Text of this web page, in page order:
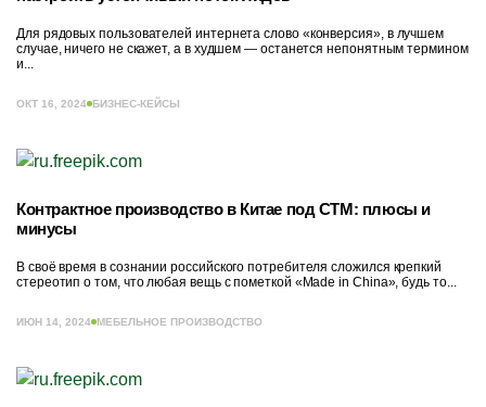
Для рядовых пользователей интернета слово «конверсия», в лучшем
случае, ничего не скажет, а в худшем — останется непонятным термином
и...
ОКТ 16, 2024 БИЗНЕС-КЕЙСЫ
Контрактное производство в Китае под СТМ: плюсы и
минусы
В своё время в сознании российского потребителя сложился крепкий
стереотип о том, что любая вещь с пометкой «Made in China», будь то...
ИЮН 14, 2024 МЕБЕЛЬНОЕ ПРОИЗВОДСТВО